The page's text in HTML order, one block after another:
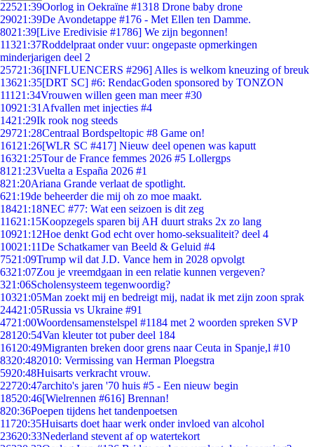
22521:39Oorlog in Oekraïne #1318 Drone baby drone
29021:39De Avondetappe #176 - Met Ellen ten Damme.
8021:39[Live Eredivisie #1786] We zijn begonnen!
11321:37Roddelpraat onder vuur: ongepaste opmerkingen
minderjarigen deel 2
25721:36[INFLUENCERS #296] Alles is welkom kneuzing of breuk
13621:35[DRT SC] #6: RendacGoden sponsored by TONZON
111 21:34Vrouwen willen geen man meer #30
10921:31 Afvallen met injecties #4
1421:29Ik rook nog steeds
29721:28Centraal Bordspeltopic #8 Game on!
161 21:26[WLR SC #417] Nieuw deel openen was kaputt
16321:25Tour de France femmes 2026 #5 Lollergps
81 21:23Vuelta a España 2026 #1
821:20Ariana Grande verlaat de spotlight.
621:19de beheerder die mij oh zo moe maakt.
18421:18NEC #77: Wat een seizoen is dit zeg
11621:15Koopzegels sparen bij AH duurt straks 2x zo lang
10921:12Hoe denkt God echt over homo-seksualiteit? deel 4
10021:11De Schatkamer van Beeld & Geluid #4
7521:09Trump wil dat J.D. Vance hem in 2028 opvolgt
6321:07Zou je vreemdgaan in een relatie kunnen vergeven?
321:06Scholensysteem tegenwoordig?
10321:05Man zoekt mij en bedreigt mij, nadat ik met zijn zoon sprak
24421:05Russia vs Ukraine #91
4721:00Woordensamenstelspel #1184 met 2 woorden spreken SVP
281 20:54Van kleuter tot puber deel 184
161 20:49Migranten breken door grens naar Ceuta in Spanje,l #10
8320:482010: Vermissing van Herman Ploegstra
5920:48Huisarts verkracht vrouw.
22720:47archito's jaren '70 huis #5 - Een nieuw begin
18520:46[Wielrennen #616] Brennan!
820:36Poepen tijdens het tandenpoetsen
11720:35Huisarts doet haar werk onder invloed van alcohol
23620:33Nederland stevent af op watertekort